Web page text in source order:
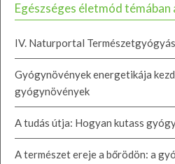
Egészséges életmód témában
IV. Naturportal
Gyógynövények energetikája
gyógynövények
A tudás útja: Hogyan kutass
A természet ereje a bőrödön: a